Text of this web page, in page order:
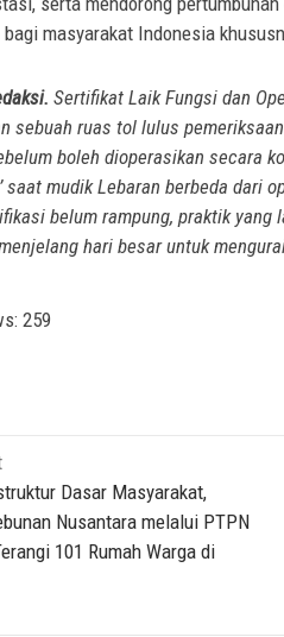
masyarakat Indonesia
Sertifikat Laik Fungsi dan
sebuah ruas tol lulus
boleh dioperasikan secara
saat mudik Lebaran berbeda dari
belum rampung, praktik yang
hari besar untuk
259
Dasar Masyarakat,
Nusantara melalui PTPN
101 Rumah Warga di